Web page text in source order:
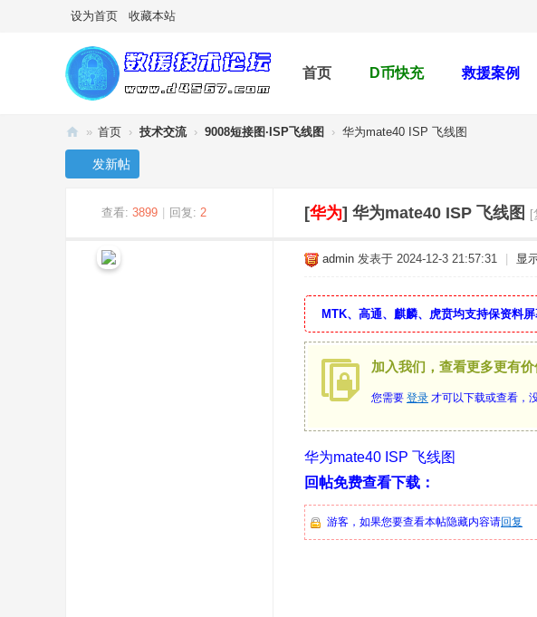
设为首页 收藏本站
首页 D币快充 救援案例
» 首页 › 技术交流 › 9008短接图·ISP飞线图 › 华为mate40 ISP 飞线图
发新帖
查看: 3899 回复: 2 [华为] 华为mate40 ISP 飞线图 [
admin 发表于 2024-12-3 21:57:31 显
MTK、高通、麒麟、虎贲均支持保资料
加入我们，查看更多更有
您需要 登录 才可以下载或查看，
华为mate40 ISP 飞线图
回帖免费查看下载：
游客，如果您要查看本帖隐藏内容请回复